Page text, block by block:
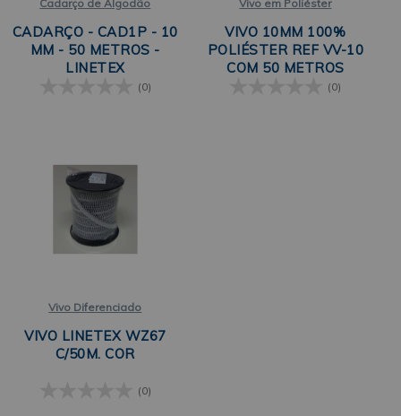
Cadarço de Algodão
CADARÇO - CAD1P - 10
MM - 50 METROS -
LINETEX
(0)
Vivo em Poliéster
VIVO 10MM 100%
POLIÉSTER REF VV-10
COM 50 METROS
(0)
Vivo Diferenciado
VIVO LINETEX WZ67
C/50M. COR
(0)